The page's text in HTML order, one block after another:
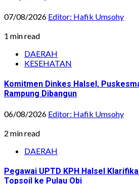
07/08/2026 Editor: Hafik Umsohy
1 min read
DAERAH
KESEHATAN
Komitmen Dinkes Halsel,
Rampung Dibangun
06/08/2026 Editor: Hafik Umsohy
2 min read
DAERAH
Pegawai UPTD KPH Halsel
Topsoil ke Pulau Obi